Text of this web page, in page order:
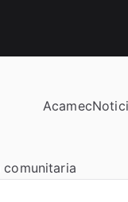
Acamec